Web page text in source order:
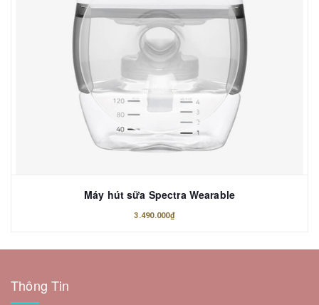
Máy hút sữa Spectra Wearable
3.490.000₫
Thông Tin